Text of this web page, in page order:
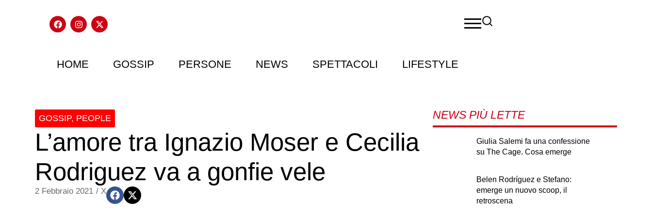
HOME GOSSIP PERSONE NEWS SPETTACOLI LIFESTYLE
GOSSIP, PEOPLE
L’amore tra Ignazio Moser e Cecilia
Rodriguez va a gonfie vele
2 Febbraio 2021 / X
NEWS PIÙ LETTE
Giulia Salemi fa una confessione
su The Cage. Cosa emerge
Belen Rodríguez e Stefano:
emerge un nuovo scoop, il
retroscena